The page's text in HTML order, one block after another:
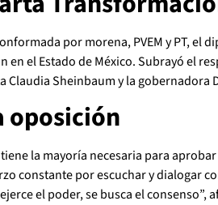
por morena, PVEM y PT, el
en el Estado de México. Subrayó el
Sheinbaum y la gobernadora
oposición
la mayoría necesaria para
constante por escuchar y dialogar
ejerce el poder, se busca el consenso”,